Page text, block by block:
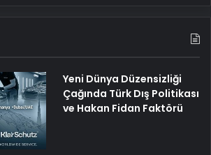
Yeni Dünya Düzensizliği
Çağında Türk Dış Politikası
ve Hakan Fidan Faktörü